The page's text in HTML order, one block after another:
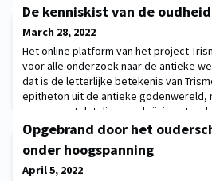
De kenniskist van de oudheid
March 28, 2022
Het online platform van het project
voor alle onderzoek naar de antieke
dat is de letterlijke betekenis van
epitheton uit de antieke godenwereld,
een project dat die omschrijving
Trismegistos brengt gegevens samen
geschreven bronnen uit de oudheid, inm
Opgebrand door het
onder hoogspanning
April 5, 2022